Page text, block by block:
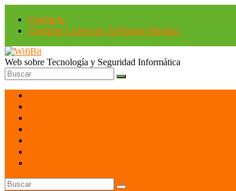
Contacto
Comprar Licencias Software Baratas
Web sobre Tecnología y Seguridad Informática